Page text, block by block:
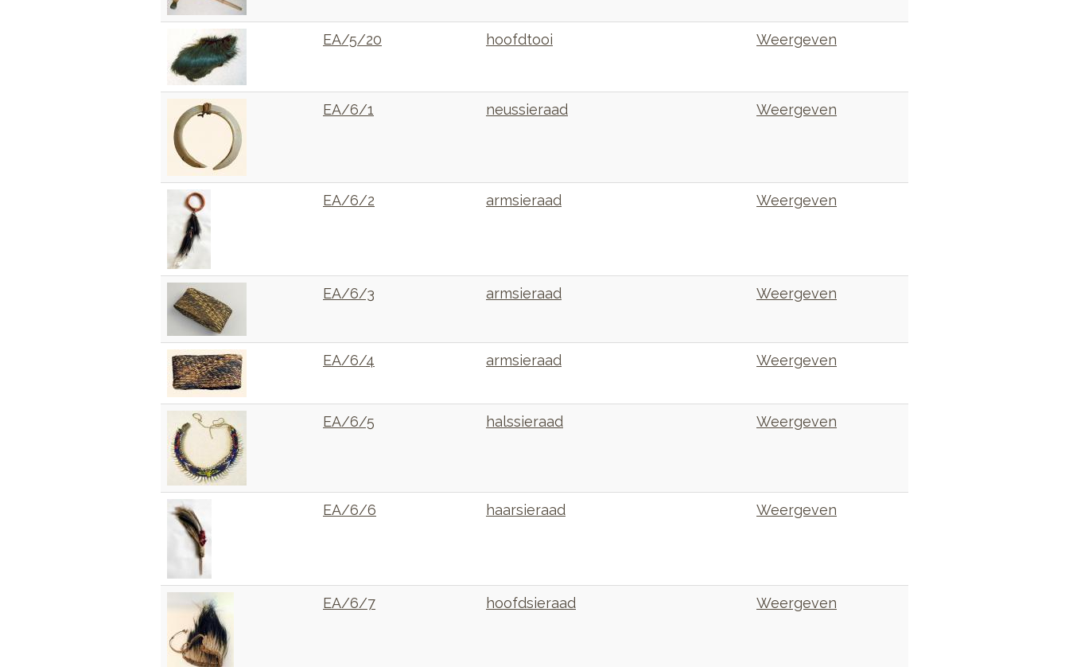
EA/5/20 hoofdtooi Weergeven
EA/6/1 neussieraad Weergeven
EA/6/2 armsieraad Weergeven
EA/6/3 armsieraad Weergeven
EA/6/4 armsieraad Weergeven
EA/6/5 halssieraad Weergeven
EA/6/6 haarsieraad Weergeven
EA/6/7 hoofdsieraad Weergeven